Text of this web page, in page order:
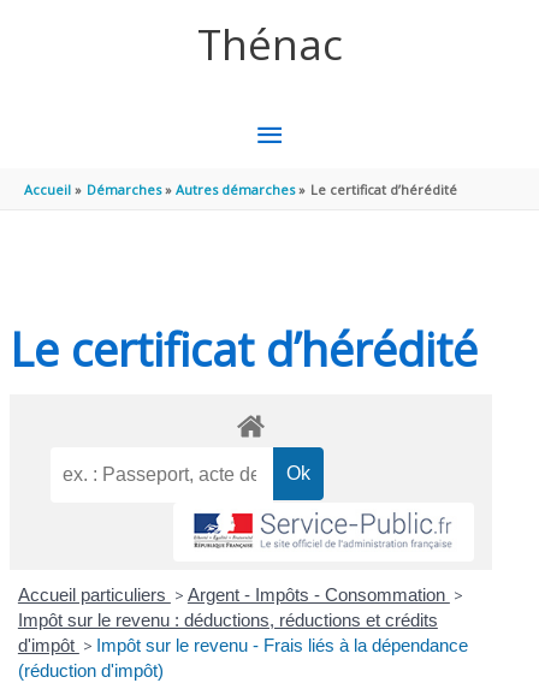
Thénac
MENU
PRINCIPAL
Accueil Démarches Autres démarches Le certificat d’hérédité
Le certificat d’hérédité
Accueil particuliers > Argent - Impôts - Consommation >
Impôt sur le revenu : déductions, réductions et crédits
d'impôt > Impôt sur le revenu - Frais liés à la dépendance
(réduction d'impôt)